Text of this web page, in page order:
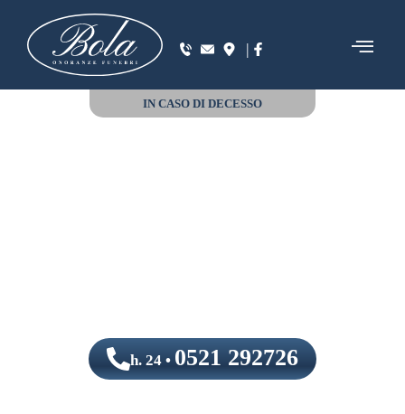
|
IN CASO DI DECESSO
h. 24 • 0521 292726